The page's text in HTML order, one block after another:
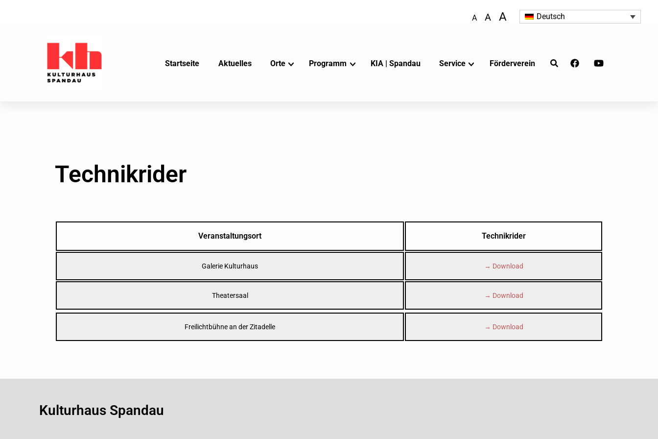
A A A Deutsch
Startseite Aktuelles Orte Programm KIA | Spandau Service Förderverein
Technikrider
Veranstaltungsort Technikrider
Galerie Kulturhaus → Download
Theatersaal → Download
Freilichtbühne an der Zitadelle → Download
Kulturhaus Spandau